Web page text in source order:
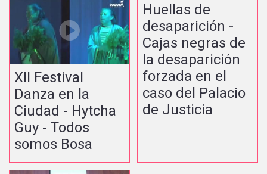
XII Festival
Danza en la
Ciudad - Hytcha
Guy - Todos
somos Bosa
Huellas de
desaparición -
Cajas negras de
la desaparición
forzada en el
caso del Palacio
de Justicia